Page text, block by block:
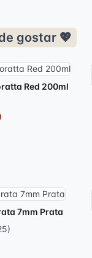
gostar 💖
Red 200ml
7mm Prata